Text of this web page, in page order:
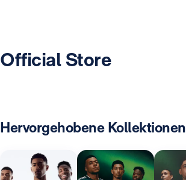
Official Store
Hervorgehobene Kollektionen